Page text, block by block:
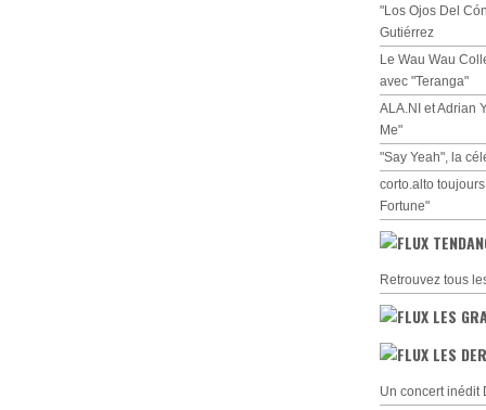
"Los Ojos Del
Gutiérrez
Le Wau Wau
avec "Teranga"
ALA.NI et Adrian
Me"
"Say Yeah", la
corto.alto
Fortune"
Retrouvez tous
LES
LES
Un concert inédit